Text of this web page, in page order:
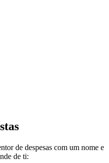
de despesas com um nome e
de ti: